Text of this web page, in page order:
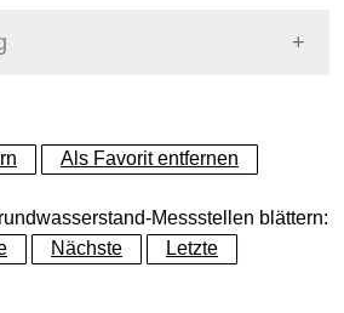
Dynamische Grafik
GW-Stand
Hauptgrundwasserleiter
Als Favorit entfernen
Messstellen blättern:
Nächste Letzte